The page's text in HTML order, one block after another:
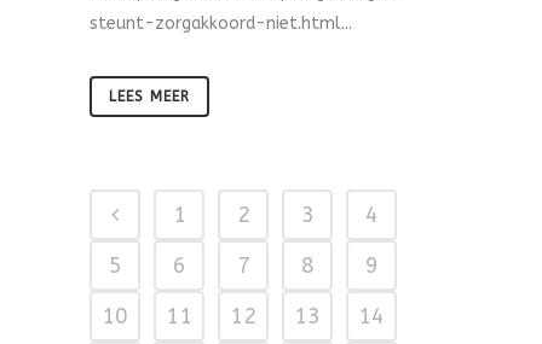
steunt-zorgakkoord-niet.html...
LEES MEER
1 2 3
4
5
6 7 8
9
10
11 12 13
14